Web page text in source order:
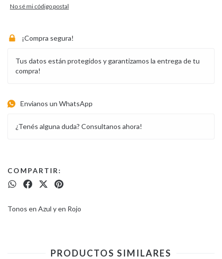
No sé mi código postal
¡Compra segura!
Tus datos están protegidos y garantizamos la entrega de tu
compra!
Envianos un WhatsApp
¿Tenés alguna duda? Consultanos ahora!
COMPARTIR:
Tonos en Azul y en Rojo
PRODUCTOS SIMILARES